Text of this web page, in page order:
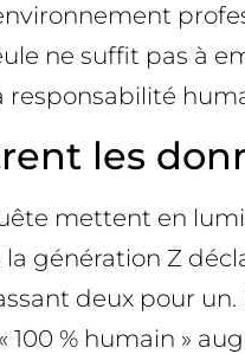
ne suffit pas à
responsabilité
les
mettent en
génération Z
deux pour un.
100 % humain »